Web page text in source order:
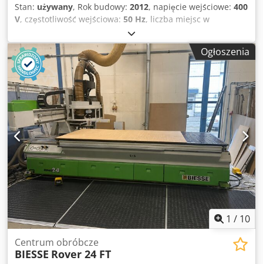
Stan: używany, Rok budowy: 2012, napięcie wejściowe: 400
V, częstotliwość wejściowa: 50 Hz, liczba miejsc w
, Wyposażenie:
CE, Ośrodek obróbczy CNC Biesse Klever 1836 G FT Opis
(Pomimo naszej staranności wszelkie zmiany, błędy w
danych technicznych, cenach i wszystkich informacjach
mogą zawierać błędy (literówki). Nie udzielamy gwarancji
na dane drukowane! Dostępność uzależniona od
wcześniejszej sprzedaży). Ceny nie zawierają kosztów
reklamy w serwisie MachineSeeker. Csdezqt Erjpfx Adteha
Najlepsze maszyny do obróbki drewna z Holandii.
Ogłoszenia
1 / 10
Centrum obróbcze
BIESSE Rover 24 FT